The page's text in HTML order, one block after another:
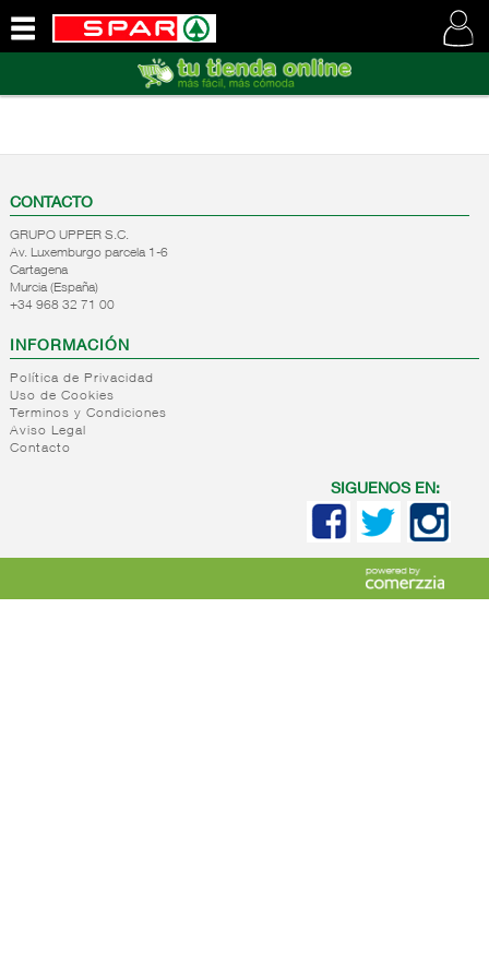
SOMOS
CONTACTO
GRUPO UPPER S.C.
Av. Luxemburgo parcela 1-6
Cartagena
Murcia (España)
+34 968 32 71 00
INFORMACIÓN
Política de Privacidad
Uso de Cookies
Terminos y Condiciones
Aviso Legal
Contacto
SIGUENOS EN: